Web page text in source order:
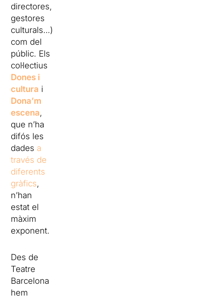
directores,
gestores
culturals…)
com del
públic. Els
col·lectius
Dones i
cultura i
Dona’m
escena,
que n’ha
difós les
dadesa
través de
diferents
gràfics,
n’han
estat el
màxim
exponent.
Des de
Teatre
Barcelona
hem